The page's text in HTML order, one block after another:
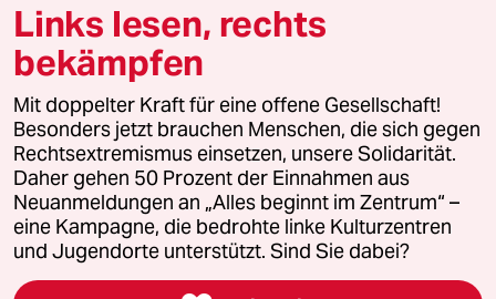
© 2026 taz Verlags und Vertriebs GmbH
Alle Rechte vorbehalten. Bei rechtlichen Fragen oder für Genehmigungen
wenden Sie sich bitte an
lizenzen@taz.de
Feedback Redaktionsstatut Kommune-Richtlinien
Leitlinie Informant Datenschutz Impressum AGB
Links lesen, rechts
bekämpfen
Mit doppelter Kraft für eine offene Gesellschaft!
Besonders jetzt brauchen Menschen, die sich gegen
Rechtsextremismus einsetzen, unsere Solidarität.
Daher gehen 50 Prozent der Einnahmen aus
Neuanmeldungen an „Alles beginnt im Zentrum“ –
eine Kampagne, die bedrohte linke Kulturzentren
und Jugendorte unterstützt. Sind Sie dabei?